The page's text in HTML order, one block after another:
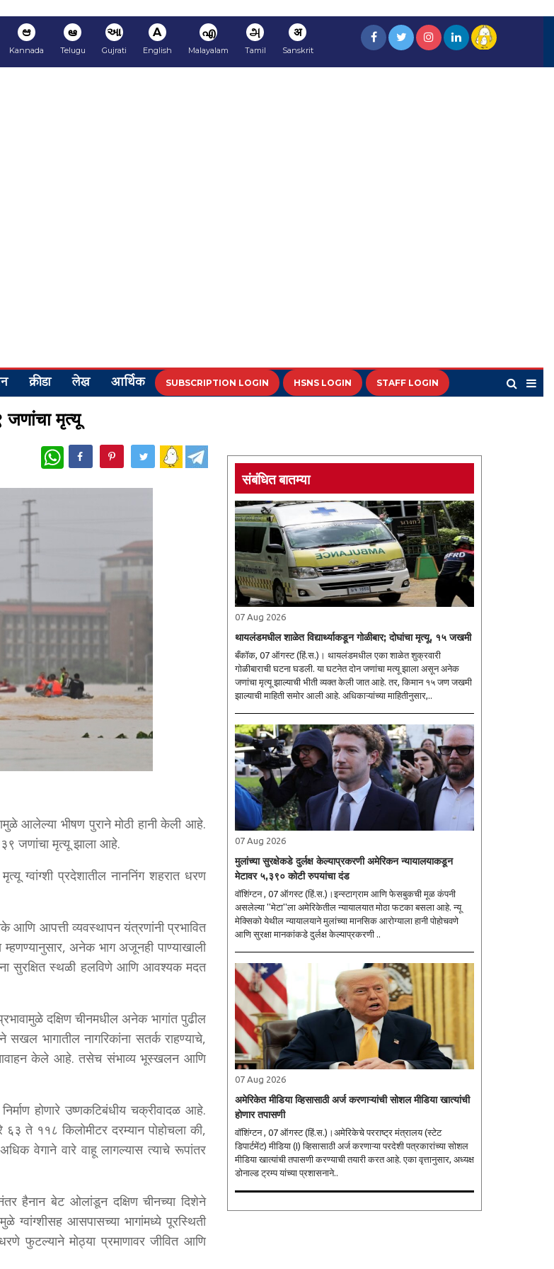
ಆ
Kannada
ఆ
Telugu
આ
Gujrati
A
English
എ
Malayalam
அ
Tamil
अ
Sanskrit
क्रीडा लेख आर्थिक SUBSCRIPTION LOGIN HSNS LOGIN STAFF LOGIN
जणांचा मृत्यू
WhatsApp
आलेल्या भीषण पुराने मोठी हानी केली आहे.
३९ जणांचा मृत्यू झाला आहे.
ग्वांग्शी प्रदेशातील नाननिंग शहरात धरण
आपत्ती व्यवस्थापन यंत्रणांनी प्रभावित
म्हणण्यानुसार, अनेक भाग अजूनही पाण्याखाली
सुरक्षित स्थळी हलविणे आणि आवश्यक मदत
दक्षिण चीनमधील अनेक भागांत पुढील
भागातील नागरिकांना सतर्क राहण्याचे,
आवाहन केले आहे. तसेच संभाव्य भूस्खलन आणि
होणारे उष्णकटिबंधीय चक्रीवादळ आहे.
६३ ते ११८ किलोमीटर दरम्यान पोहोचला की,
अधिक वेगाने वारे वाहू लागल्यास त्याचे रूपांतर
हैनान बेट ओलांडून दक्षिण चीनच्या दिशेने
ग्वांग्शीसह आसपासच्या भागांमध्ये पूरस्थिती
फुटल्याने मोठ्या प्रमाणावर जीवित आणि
संबंधित बातम्या
07 Aug 2026
थायलंडमधील शाळेत विद्यार्थ्याकडून गोळीबार; दोघांचा मृत्यू, १५ जखमी
बँकॉक, 07 ऑगस्ट (हिं.स.)। थायलंडमधील एका शाळेत शुक्रवारी
गोळीबाराची घटना घडली. या घटनेत दोन जणांचा मत्यू झाला असून अनेक
जणांचा मृत्यू झाल्याची भीती व्यक्त केली जात आहे. तर, किमान १५ जण जखमी
झाल्याची माहिती समोर आली आहे. अधिकाऱ्यांच्या माहितीनुसार,..
07 Aug 2026
मुलांच्या सुरक्षेकडे दुर्लक्ष केल्याप्रकरणी अमेरिकन न्यायालयाकडून
मेटावर ५,३९० कोटी रुपयांचा दंड
वॉशिंग्टन , 07 ऑगस्ट (हिं.स.)।इन्स्टाग्राम आणि फेसबुकची मूळ कंपनी
असलेल्या ''मेटा''ला अमेरिकेतील न्यायालयात मोठा फटका बसला आहे. न्यू
मेक्सिको येथील न्यायालयाने मुलांच्या मानसिक आरोग्याला हानी पोहोचवणे
आणि सुरक्षा मानकांकडे दुर्लक्ष केल्याप्रकरणी ..
07 Aug 2026
अमेरिकेत मीडिया व्हिसासाठी अर्ज करणाऱ्यांची सोशल मीडिया खात्यांची
होणार तपासणी
वॉशिंग्टन , 07 ऑगस्ट (हिं.स.)।अमेरिकेचे परराष्ट्र मंत्रालय (स्टेट
डिपार्टमेंट) मीडिया (I) व्हिसासाठी अर्ज करणाऱ्या परदेशी पत्रकारांच्या सोशल
मीडिया खात्यांची तपासणी करण्याची तयारी करत आहे. एका वृत्तानुसार, अध्यक्ष
डोनाल्ड ट्रम्प यांच्या प्रशासनाने..